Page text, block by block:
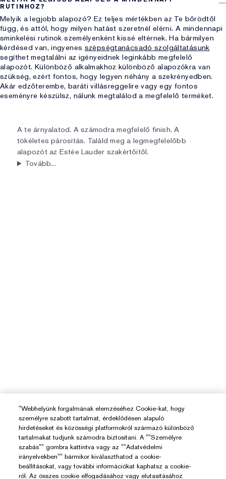
RUTINHOZ?
Melyik a legjobb alapozó? Ez teljes mértékben az Te bőrödtől
függ, és attól, hogy milyen hatást szeretnél elérni. A mindennapi
sminkelési rutinok személyenként kissé eltérnek. Ha bármilyen
kérdésed van, ingyenes szépségtanácsadó szolgáltatásunk
segíthet megtalálni az igényeidnek leginkább megfelelő
alapozót. Különböző alkalmakhoz különböző alapozókra van
szükség, ezért fontos, hogy legyen néhány a szekrényedben.
Akár edzőterembe, baráti villásreggelire vagy egy fontos
eseményre készülsz, nálunk megtalálod a megfelelő terméket.
A te árnyalatod. A számodra megfelelő finish. A
tökéletes párosítás. Találd meg a legmegfelelőbb
alapozót az Estée Lauder szakértőitől.
Tovább...
Segítségre Van Szükséged?
"Webhelyünk forgalmának elemzéséhez Cookie-kat, hogy
személyre szabott tartalmat, érdeklődésen alapuló
hirdetéseket és közösségi platformokról származó különböző
tartalmakat tudjunk számodra biztosítani. A ""Személyre
szabás"" gombra kattintva vagy az ""Adatvédelmi
irányelvekben"" bármikor kiválaszthatod a cookie-
beállításokat, vagy további információkat kaphatsz a cookie-
ról. Az összes cookie elfogadásához vagy elutasításához